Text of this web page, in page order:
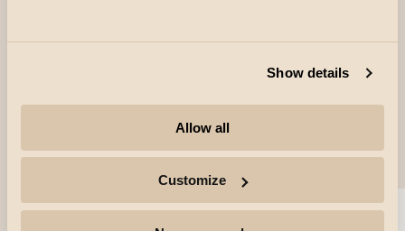
Show details
Allow all
Customize
Gebruikte producten